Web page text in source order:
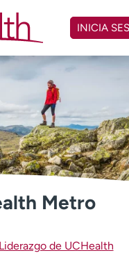
cita
INICIA
Metro
Liderazgo de UCHealth